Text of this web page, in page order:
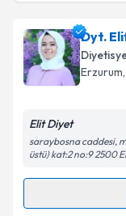
Dyt.
Erzurum
Elit Diyet
saraybosna caddesi,
üstü) kat:2 no:9 2500
Randevu